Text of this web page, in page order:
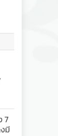
7
มี